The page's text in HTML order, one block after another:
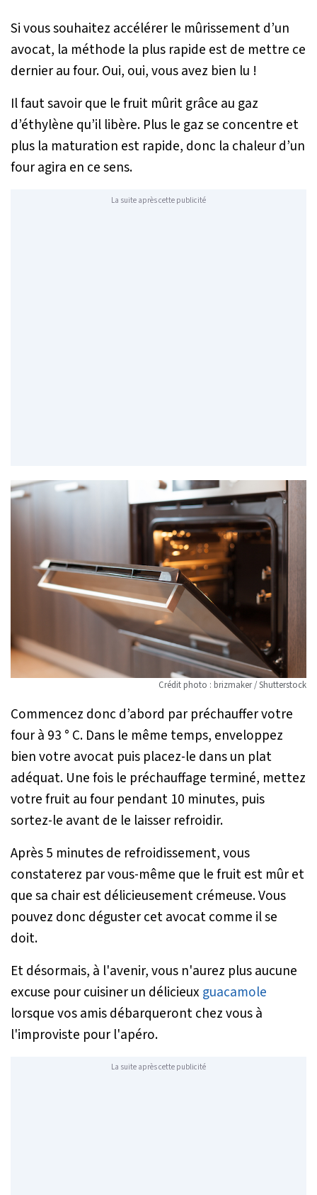
Si vous souhaitez accélérer le mûrissement d’un
avocat, la méthode la plus rapide est de mettre ce
dernier au four. Oui, oui, vous avez bien lu !
Il faut savoir que le fruit mûrit grâce au gaz
d’éthylène qu’il libère. Plus le gaz se concentre et
plus la maturation est rapide, donc la chaleur d’un
four agira en ce sens.
La suite après cette publicité
Crédit photo : brizmaker / Shutterstock
Commencez donc d’abord par préchauffer votre
four à 93 ° C. Dans le même temps, enveloppez
bien votre avocat puis placez-le dans un plat
adéquat. Une fois le préchauffage terminé, mettez
votre fruit au four pendant 10 minutes, puis
sortez-le avant de le laisser refroidir.
Après 5 minutes de refroidissement, vous
constaterez par vous-même que le fruit est mûr et
que sa chair est délicieusement crémeuse. Vous
pouvez donc déguster cet avocat comme il se
doit.
Et désormais, à l'avenir, vous n'aurez plus aucune
excuse pour cuisiner un délicieux guacamole
lorsque vos amis débarqueront chez vous à
l'improviste pour l'apéro.
La suite après cette publicité